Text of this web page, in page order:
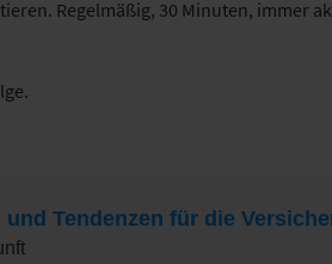
Regelmäßig, 30 Minuten, immer